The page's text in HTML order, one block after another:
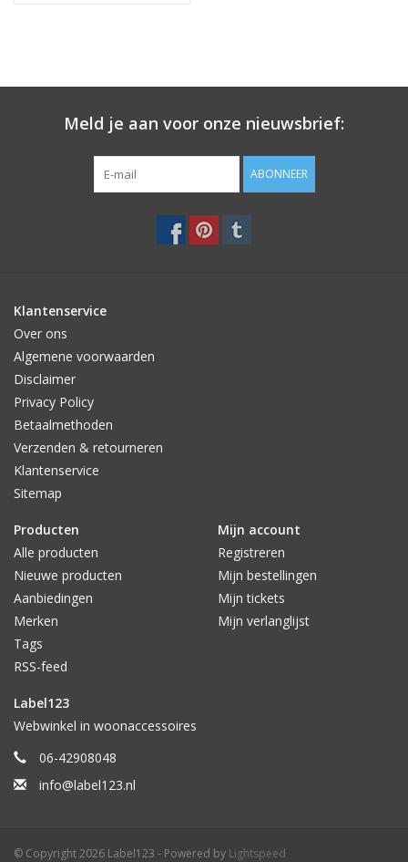
Meld je aan voor onze nieuwsbrief:
ABONNEER
Klantenservice
Over ons
Algemene voorwaarden
Disclaimer
Privacy Policy
Betaalmethoden
Verzenden & retourneren
Klantenservice
Sitemap
Producten
Alle producten
Nieuwe producten
Aanbiedingen
Merken
Tags
RSS-feed
Mijn account
Registreren
Mijn bestellingen
Mijn tickets
Mijn verlanglijst
Label123
Webwinkel in woonaccessoires
06-42908048
info@label123.nl
© Copyright 2026 Label123 - Powered by Lightspeed